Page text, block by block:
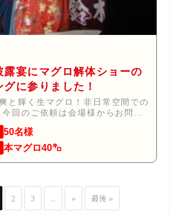
露宴にマグロ解体ショーの
に参りました！
と輝く生マグロ！非日常空間での
回のご依頼は会場様からお問い
50名様
本マグロ40㌔
2 3 ... » 最後 »